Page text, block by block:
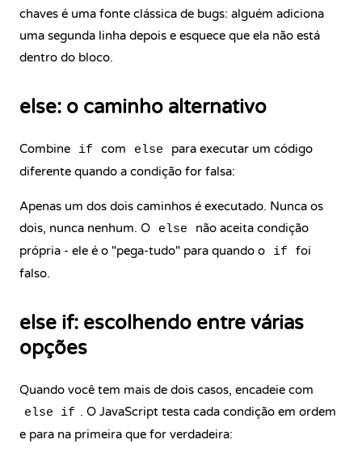
chaves é uma fonte clássica de bugs: alguém adiciona
uma segunda linha depois e esquece que ela não está
dentro do bloco.
else: o caminho alternativo
Combine if com else
para executar um código
diferente quando a condição for falsa:
Apenas um dos dois caminhos é executado. Nunca os
dois, nunca nenhum. O
else
não aceita condição
própria - ele é o "pega-tudo" para quando o
if
foi
falso.
else if: escolhendo entre várias
opções
Quando você tem mais de dois casos, encadeie com
else if . O JavaScript testa cada condição em ordem
e para na primeira que for verdadeira: